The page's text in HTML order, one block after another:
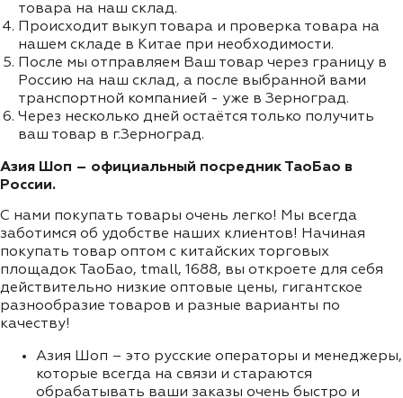
товара на наш склад.
Происходит выкуп товара и проверка товара на
нашем складе в Китае при необходимости.
После мы отправляем Ваш товар через границу в
Россию на наш склад, а после выбранной вами
транспортной компанией - уже в Зерноград.
Через несколько дней остаётся только получить
ваш товар в г.Зерноград.
Азия Шоп – официальный посредник ТаоБао в
России.
С нами покупать товары очень легко! Мы всегда
заботимся об удобстве наших клиентов! Начиная
покупать товар оптом с китайских торговых
площадок ТаоБао, tmall, 1688, вы откроете для себя
действительно низкие оптовые цены, гигантское
разнообразие товаров и разные варианты по
качеству!
Азия Шоп – это русские операторы и менеджеры,
которые всегда на связи и стараются
обрабатывать ваши заказы очень быстро и